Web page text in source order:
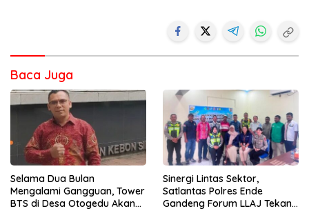
Baca Juga
Selama Dua Bulan
Mengalami Gangguan, Tower
BTS di Desa Otogedu Akan
Sinergi Lintas Sektor,
Satlantas Polres Ende
Gandeng Forum LLAJ Tekan